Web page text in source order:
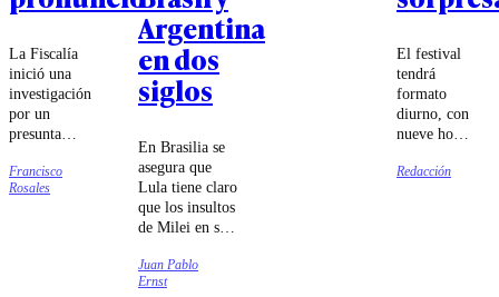
La Fiscalía
inició una
investigación
por un
presunta
intrafamiliar.
Espinoza
Francisco
Rosales
Argentina
en dos
siglos
En Brasilia se
asegura que
Lula tiene claro
que los insultos
de Milei en su
responden a su
intento de
Juan Pablo
Ernst
El festival
tendrá
formato
diurno, con
nueve horas
entre las
Redacción